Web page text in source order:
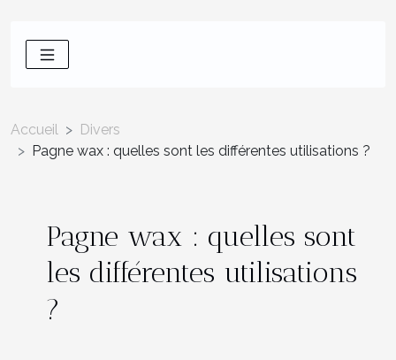
Accueil
Divers
Pagne wax : quelles sont les différentes utilisations ?
Pagne wax : quelles sont
les différentes utilisations
?